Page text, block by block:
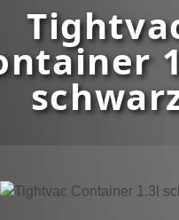
überspringen